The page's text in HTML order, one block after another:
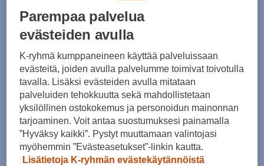
122-128
Kokotaulukko
Lisää ostoskoriin
Parempaa palvelua
evästeiden avulla
K-ryhmä kumppaneineen käyttää palveluissaan
evästeitä, joiden avulla palvelumme toimivat toivotulla
tavalla. Lisäksi evästeiden avulla mitataan
palveluiden tehokkuutta sekä mahdollistetaan
yksilöllinen ostokokemus ja personoidun mainonnan
tarjoaminen. Voit antaa suostumuksesi painamalla
”Hyväksy kaikki”. Pystyt muuttamaan valintojasi
myöhemmin ”Evästeasetukset”-linkin kautta.
Lisätietoja K-ryhmän evästekäytännöistä